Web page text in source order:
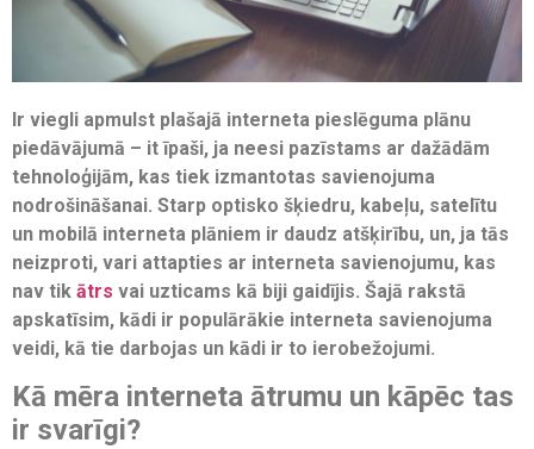
Ir viegli apmulst plašajā interneta pieslēguma plānu
piedāvājumā – it īpaši, ja neesi pazīstams ar dažādām
tehnoloģijām, kas tiek izmantotas savienojuma
nodrošināšanai. Starp optisko šķiedru, kabeļu, satelītu
un mobilā interneta plāniem ir daudz atšķirību, un, ja tās
neizproti, vari attapties ar interneta savienojumu, kas
nav tik ātrs vai uzticams kā biji gaidījis. Šajā rakstā
apskatīsim, kādi ir populārākie interneta savienojuma
veidi, kā tie darbojas un kādi ir to ierobežojumi.
Kā mēra interneta ātrumu un kāpēc tas
ir svarīgi?